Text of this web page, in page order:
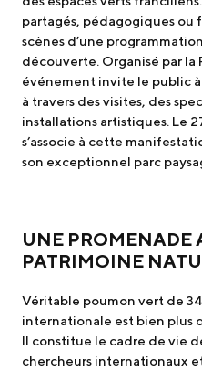
partagés, pédagogiques ou
scènes d’une
découverte. Organisé par
événement invite le public
à travers des visites, des
installations artistiques. Le
s’associe à cette
son exceptionnel parc
UNE PROMENADE
PATRIMOINE
Véritable poumon vert de
internationale est bien plus
Il constitue le cadre de vie
chercheurs internationaux